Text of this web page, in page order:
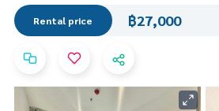
Rental price ฿27,000